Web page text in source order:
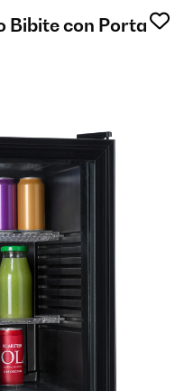
Bibite con Porta